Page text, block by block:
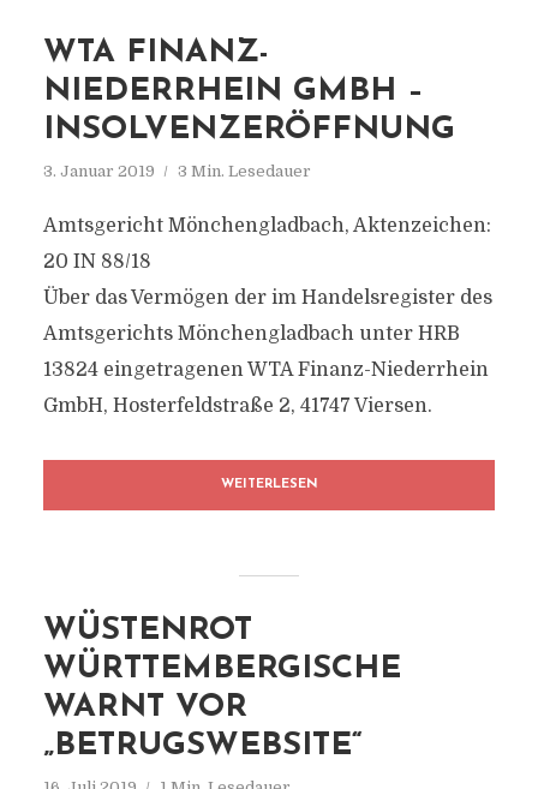
WTA FINANZ-
NIEDERRHEIN GMBH –
INSOLVENZERÖFFNUNG
3. Januar 2019 3 Min. Lesedauer
Amtsgericht Mönchengladbach, Aktenzeichen:
20 IN 88/18
Über das Vermögen der im Handelsregister des
Amtsgerichts Mönchengladbach unter HRB
13824 eingetragenen WTA Finanz-Niederrhein
GmbH, Hosterfeldstraße 2, 41747 Viersen.
WEITERLESEN
WÜSTENROT
WÜRTTEMBERGISCHE
WARNT VOR
„BETRUGSWEBSITE“